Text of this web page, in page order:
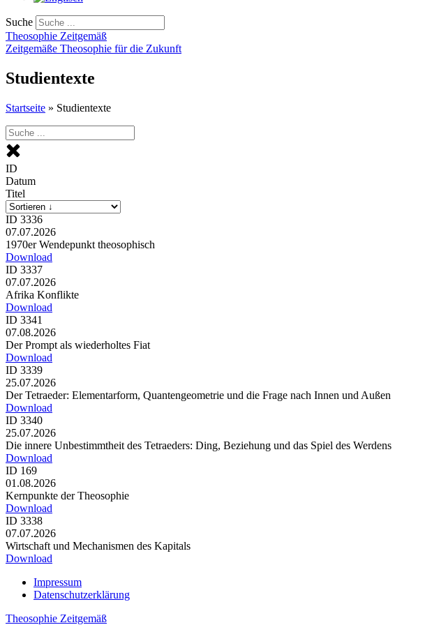
Suche
Theosophie Zeitgemäß
Zeitgemäße Theosophie für die Zukunft
Studientexte
Startseite » Studientexte
ID
Datum
Titel
ID 3336
07.07.2026
1970er Wendepunkt theosophisch
Download
ID 3337
07.07.2026
Afrika Konflikte
Download
ID 3341
07.08.2026
Der Prompt als wiederholtes Fiat
Download
ID 3339
25.07.2026
Der Tetraeder: Elementarform, Quantengeometrie und die Frage nach Innen und Außen
Download
ID 3340
25.07.2026
Die innere Unbestimmtheit des Tetraeders: Ding, Beziehung und das Spiel des Werdens
Download
ID 169
01.08.2026
Kernpunkte der Theosophie
Download
ID 3338
07.07.2026
Wirtschaft und Mechanismen des Kapitals
Download
Impressum
Datenschutzerklärung
Theosophie Zeitgemäß